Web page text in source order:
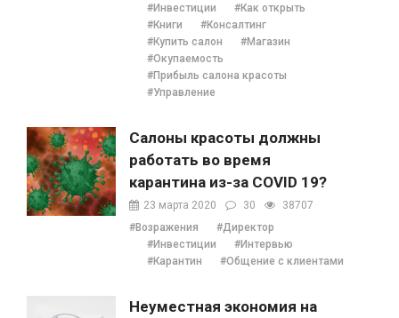
#Инвестиции
#Как открыть
#Книги
#Консалтинг
#Купить салон
#Магазин
#Окупаемость
#Прибыль салона красоты
#Управление
Салоны красоты должны
работать во время
карантина из-за COVID 19?
23 марта 2020 30
38707
#Возражения
#Директор
#Инвестиции
#Интервью
#Карантин
#Общение с клиентами
Неуместная экономия на